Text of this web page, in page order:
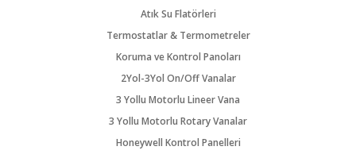
Atık Su Flatörleri
Termostatlar & Termometreler
Koruma ve Kontrol Panoları
2Yol-3Yol On/Off Vanalar
3 Yollu Motorlu Lineer Vana
3 Yollu Motorlu Rotary Vanalar
Honeywell Kontrol Panelleri